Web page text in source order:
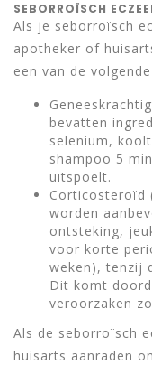
SEBORROÏSCH
Als je seborroïsch
apotheker of
een van de
bevatten
selenium,
shampoo 5
uitspoelt.
Corticosteroïd
worden
ontsteking,
voor korte
weken), tenzij
Dit komt
veroorzaken
Als de seborroïsch
huisarts aanraden